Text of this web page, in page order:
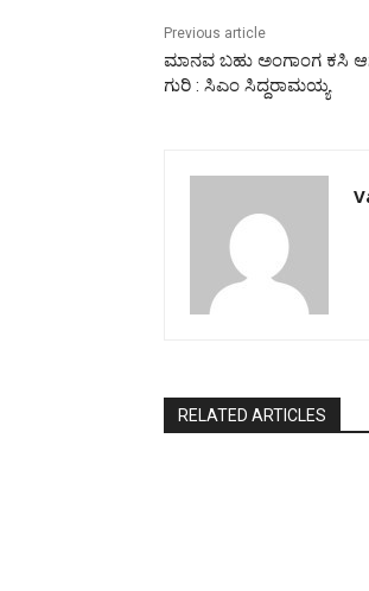
Previous article
ಮಾನವ ಬಹು ಅಂಗಾಂಗ ಕಸಿ
ಗುರಿ : ಸಿಎಂ ಸಿದ್ದರಾಮಯ್ಯ
RELATED ARTICLES